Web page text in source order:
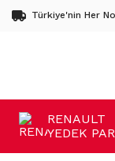
Türkiye'nin Her
RENAULT
YEDEK